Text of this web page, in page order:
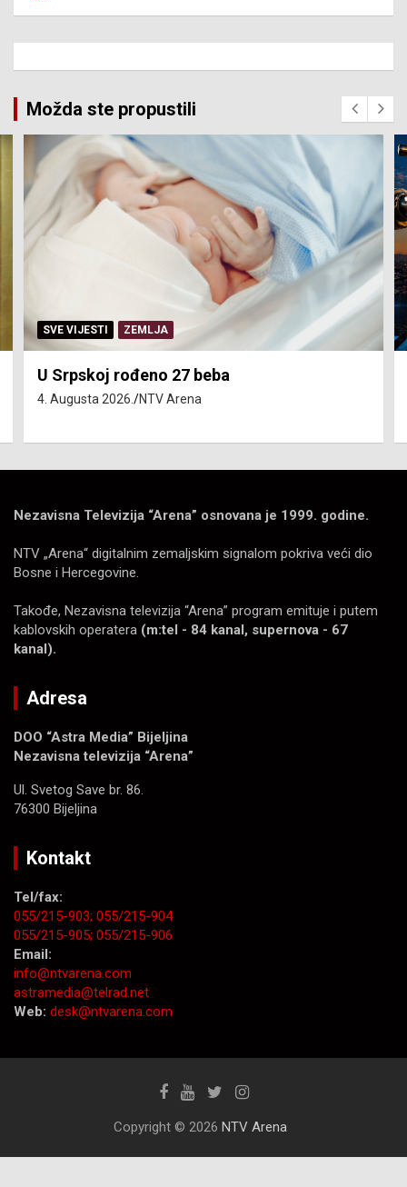
Možda ste propustili
SVE VIJESTI ZEMLJA
U Srpskoj rođeno 27 beba
4. Augusta 2026. NTV Arena
Nezavisna Televizija “Arena” osnovana je 1999. godine.
NTV „Arena“ digitalnim zemaljskim signalom pokriva veći dio
Bosne i Hercegovine.
Takođe, Nezavisna televizija “Arena” program emituje i putem
kablovskih operatera (m:tel - 84 kanal, supernova - 67
kanal).
Adresa
DOO “Astra Media” Bijeljina
Nezavisna televizija “Arena”
Ul. Svetog Save br. 86.
76300 Bijeljina
Kontakt
Tel/fax:
055/215-903; 055/215-904
055/215-905; 055/215-906
Email:
info@ntvarena.com
astramedia@telrad.net
Web: desk@ntvarena.com
Copyright © 2026 NTV Arena